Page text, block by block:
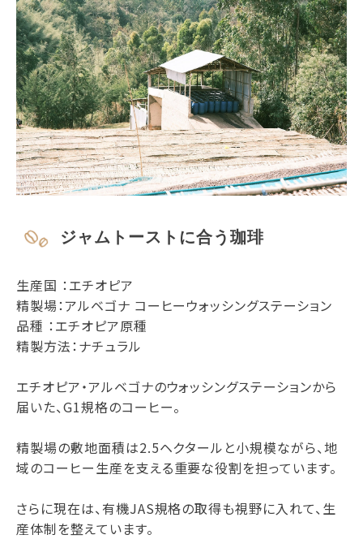
ジャムトーストに合う珈琲
生産国 ：エチオピア
精製場：アルベゴナ コーヒーウォッシングステーション
品種 ：エチオピア原種
精製方法：ナチュラル
エチオピア・アルベゴナのウォッシングステーションから
届いた、G1規格のコーヒー。
精製場の敷地面積は2.5ヘクタールと小規模ながら、地
域のコーヒー生産を支える重要な役割を担っています。
さらに現在は、有機JAS規格の取得も視野に入れて、生
産体制を整えています。